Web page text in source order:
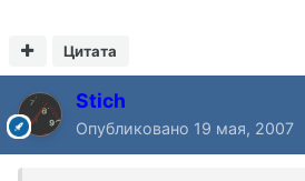
Цитата
Stich
Опубликовано 19 мая, 2007